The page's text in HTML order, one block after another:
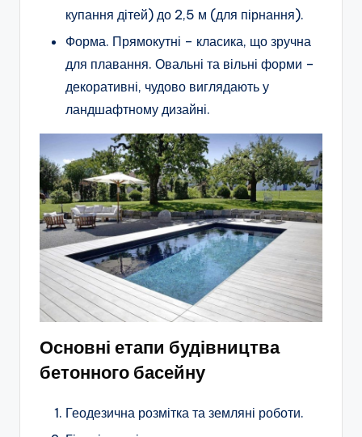
купання дітей) до 2,5 м (для пірнання).
Форма. Прямокутні – класика, що зручна
для плавання. Овальні та вільні форми –
декоративні, чудово виглядають у
ландшафтному дизайні.
Основні етапи будівництва
бетонного басейну
Геодезична розмітка та земляні роботи.